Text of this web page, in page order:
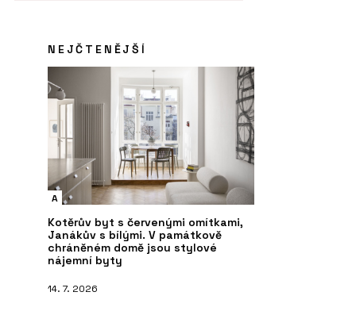
NEJČTENĚJŠÍ
A
Kotěrův byt s červenými omítkami,
Janákův s bílými. V památkově
chráněném domě jsou stylové
nájemní byty
14. 7. 2026